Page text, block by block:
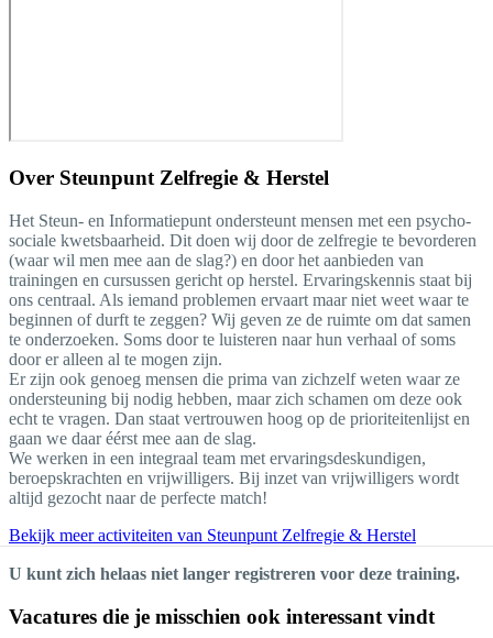
Over Steunpunt Zelfregie & Herstel
Het Steun- en Informatiepunt ondersteunt mensen met een psycho-
sociale kwetsbaarheid. Dit doen wij door de zelfregie te bevorderen
(waar wil men mee aan de slag?) en door het aanbieden van
trainingen en cursussen gericht op herstel. Ervaringskennis staat bij
ons centraal. Als iemand problemen ervaart maar niet weet waar te
beginnen of durft te zeggen? Wij geven ze de ruimte om dat samen
te onderzoeken. Soms door te luisteren naar hun verhaal of soms
door er alleen al te mogen zijn.
Er zijn ook genoeg mensen die prima van zichzelf weten waar ze
ondersteuning bij nodig hebben, maar zich schamen om deze ook
echt te vragen. Dan staat vertrouwen hoog op de prioriteitenlijst en
gaan we daar éérst mee aan de slag.
We werken in een integraal team met ervaringsdeskundigen,
beroepskrachten en vrijwilligers. Bij inzet van vrijwilligers wordt
altijd gezocht naar de perfecte match!
Bekijk meer activiteiten van Steunpunt Zelfregie & Herstel
U kunt zich helaas niet langer registreren voor deze training.
Vacatures die je misschien ook interessant vindt